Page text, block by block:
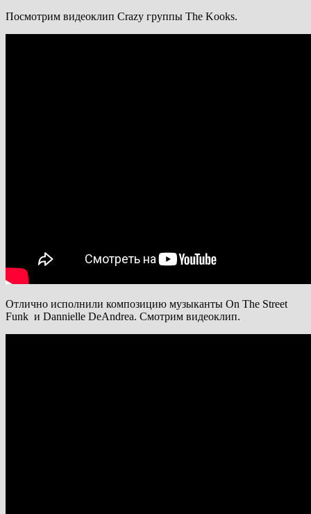
Посмотрим видеоклип Crazy группы The Kooks.
Отлично исполнили композицию музыканты On The Street
Funk и Dannielle DeAndrea. Смотрим видеоклип.